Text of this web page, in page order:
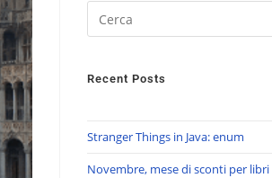
Recent Posts
Stranger Things in Java: enum
Novembre, mese di sconti per libri